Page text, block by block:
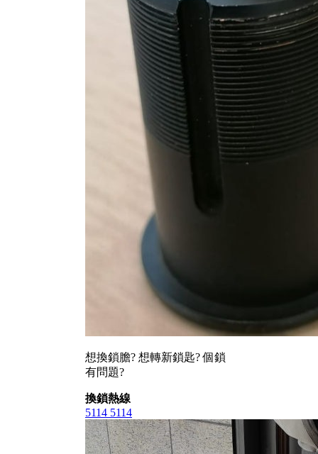
想換鎖膽? 想轉新鎖匙? 個鎖
有問題?
換鎖熱線
5114 5114